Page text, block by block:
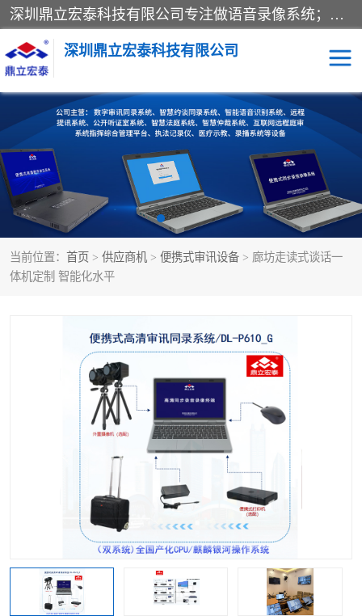
深圳鼎立宏泰科技有限公司专注做语音录像系统；主要服务有：约谈室同步录音录像系统、设计数字询问同步录音录像、数字约谈室同步录音录像、公开听证室、智慧庭审、智能语音识别转写、远程提讯（提审）、记录仪、远程指挥综合管理平台、录播系统等
深圳鼎立宏泰科技有限公司
当前位置： 首页 > 供应商机 > 便携式审讯设备 > 廊坊走读式谈话一
体机定制 智能化水平
同步录音录像设备 便携式审讯设备
数字法庭 听证室
远程提讯 语音识别